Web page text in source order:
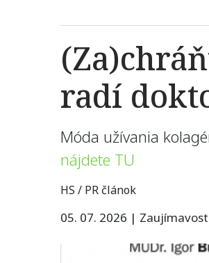
radí
Móda užívania
nájdete TU
HS / PR článok
05. 07. 2026 |